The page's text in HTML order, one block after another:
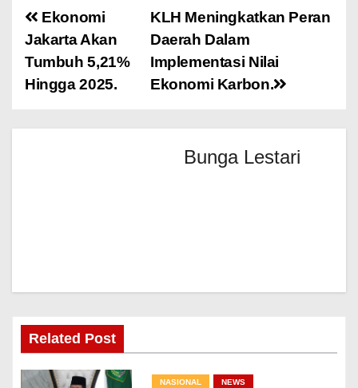
KLH Meningkatkan Peran
Daerah Dalam
Implementasi Nilai
Ekonomi Karbon.
Ekonomi
Jakarta Akan
Tumbuh 5,21%
Hingga 2025.
Bunga Lestari
Related Post
NASIONAL NEWS